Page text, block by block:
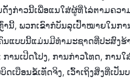
ດັ່ງກ່າວນີ້ເພື່ອແນໃສ່ຜູ້ທີ່ໄລ່ຕາມຄວ
ານີ້, ພວກເຂົາກໍບັນລຸເປົ້າໝາຍໃນກ
ນແບບນີ້ແມ່ນມີທຳມະຊາດທີ່ປະສົງ
ການເປີດໂປງ, ການກ່າວໂທດ, ກາ
ເບືອນຂໍ້ເທັດຈິງ, ເວົ້າເຖິງສິ່ງທີ່ເປັ